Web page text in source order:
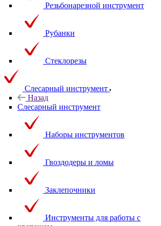
Резьбонарезной инструмент
Рубанки
Стеклорезы
Слесарный инструмент
Назад
Слесарный инструмент
Наборы инструментов
Гвоздодеры и ломы
Заклепочники
Инструменты для работы с